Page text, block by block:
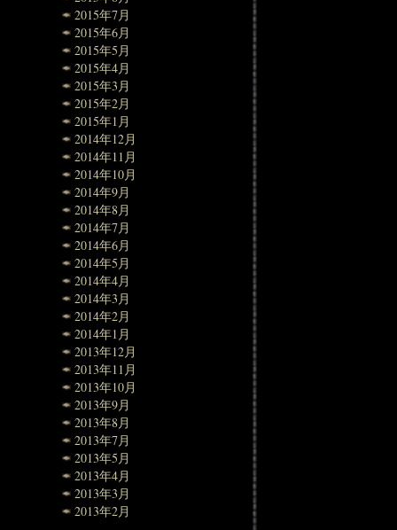
2015年7月
2015年6月
2015年5月
2015年4月
2015年3月
2015年2月
2015年1月
2014年12月
2014年11月
2014年10月
2014年9月
2014年8月
2014年7月
2014年6月
2014年5月
2014年4月
2014年3月
2014年2月
2014年1月
2013年12月
2013年11月
2013年10月
2013年9月
2013年8月
2013年7月
2013年5月
2013年4月
2013年3月
2013年2月